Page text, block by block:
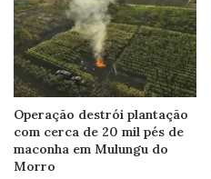
Operação destrói plantação
com cerca de 20 mil pés de
maconha em Mulungu do
Morro